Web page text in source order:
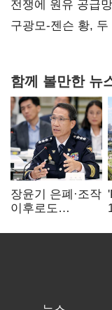
때리기
전쟁에 원유 공급
핵심으로 재부상
구광모-젠슨 황,
함께 볼만한 뉴
장윤기 은폐·조작
이후로도
내부비위…경찰